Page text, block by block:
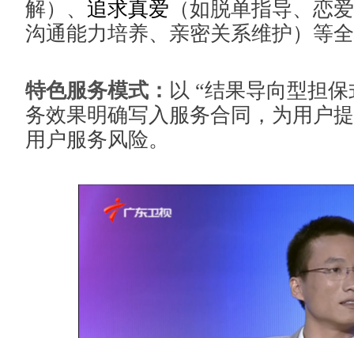
解）、 追求真爱 （如脱单指导、恋
沟通能力培养、亲密关系维护）等
特色服务模式： 以 “结果导向型担
务效果明确写入服务合同，为用户
用户服务风险。